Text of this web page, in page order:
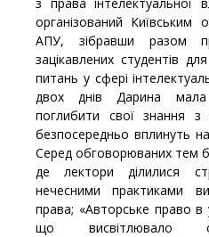
організований Київським
АПУ, зібравши разом
зацікавлених студентів
питань у сфері
двох днів Дарина мала
поглибити свої знання
безпосередньо вплинуть
Серед обговорюваних тем
де лектори ділилися
нечесними практиками
права; «Авторське право в
що висвітлювало